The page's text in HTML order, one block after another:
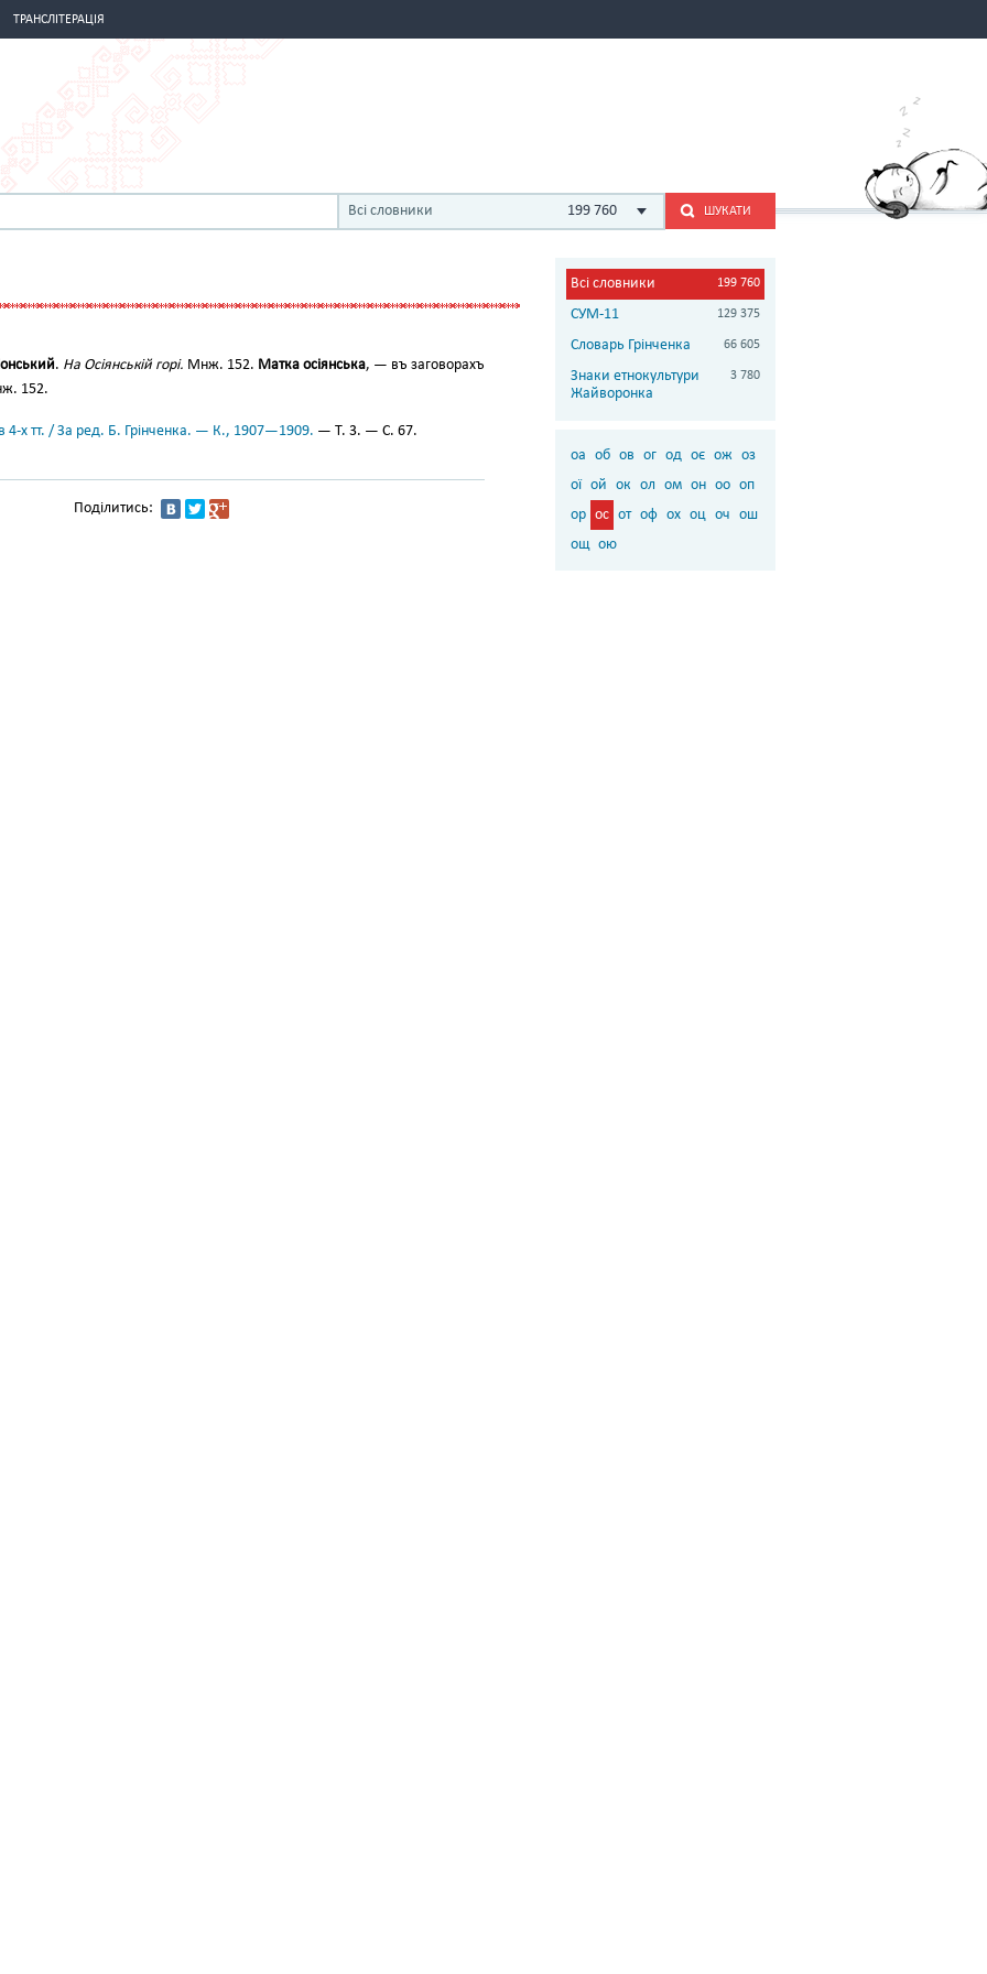
ТРАНСЛІТЕРАЦІЯ
Всі словники 199 760 ШУКАТИ
. На Осіянській горі. Мнж. 152. Матка осіянська, — въ заговорахъ
152.
4-х тт. / За ред. Б. Грінченка. — К., 1907—1909. — Т. 3. — С. 67.
Поділитись:
Всі словники 199 760
СУМ-11 129 375
Словарь Грінченка 66 605
Знаки етнокультури
Жайворонка
3 780
оа об ов ог од оє ож оз
ої ой ок ол ом он оо оп
ор ос от оф ох оц оч ош
ощ ою